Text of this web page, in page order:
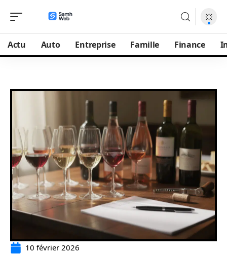
Actu Auto Entreprise Famille Finance
10 février 2026